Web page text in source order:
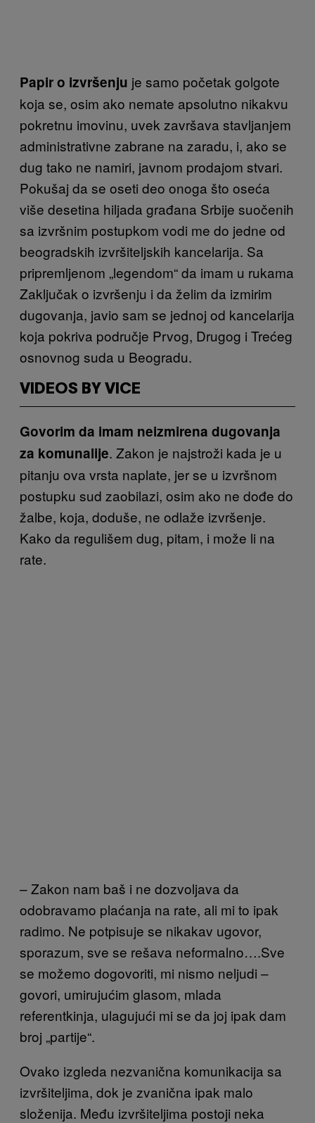
Papir o izvršenju je samo početak golgote
koja se, osim ako nemate apsolutno nikakvu
pokretnu imovinu, uvek završava stavljanjem
administrativne zabrane na zaradu, i, ako se
dug tako ne namiri, javnom prodajom stvari.
Pokušaj da se oseti deo onoga što oseća
više desetina hiljada građana Srbije suočenih
sa izvršnim postupkom vodi me do jedne od
beogradskih izvršiteljskih kancelarija. Sa
pripremljenom „legendom“ da imam u rukama
Zaključak o izvršenju i da želim da izmirim
dugovanja, javio sam se jednoj od kancelarija
koja pokriva područje Prvog, Drugog i Trećeg
osnovnog suda u Beogradu.
VIDEOS BY VICE
Govorim da imam neizmirena dugovanja
za komunalije. Zakon je najstroži kada je u
pitanju ova vrsta naplate, jer se u izvršnom
postupku sud zaobilazi, osim ako ne dođe do
žalbe, koja, doduše, ne odlaže izvršenje.
Kako da regulišem dug, pitam, i može li na
rate.
– Zakon nam baš i ne dozvoljava da
odobravamo plaćanja na rate, ali mi to ipak
radimo. Ne potpisuje se nikakav ugovor,
sporazum, sve se rešava neformalno….Sve
se možemo dogovoriti, mi nismo neljudi –
govori, umirujućim glasom, mlada
referentkinja, ulagujući mi se da joj ipak dam
broj „partije“.
Ovako izgleda nezvanična komunikacija sa
izvršiteljima, dok je zvanična ipak malo
složenija. Među izvršiteljima postoji neka